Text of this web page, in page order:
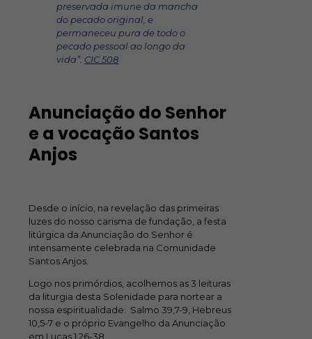
preservada imune da mancha
do pecado original, e
permaneceu pura de todo o
pecado pessoal ao longo da
vida”. CIC 508
Anunciação do Senhor
e a vocação Santos
Anjos
Desde o início, na revelação das primeiras
luzes do nosso carisma de fundação , a festa
litúrgica da Anunciação do Senhor é
intensamente celebrada na Comunidade
Santos Anjos.
Logo nos primórdios, acolhemos as 3 leituras
da liturgia desta Solenidade para nortear a
nossa espiritualidade: Salmo 39,7-9, Hebreus
10,5-7 e o próprio Evangelho da Anunciação
em Lucas 1,26-38.